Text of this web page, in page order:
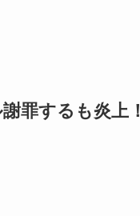
罪するも炎上！